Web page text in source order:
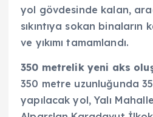
yol gövdesinde kalan,
sıkıntıya sokan binaların
ve yıkımı tamamlandı.
350 metrelik yeni aks
350 metre uzunluğunda
yapılacak yol, Yalı